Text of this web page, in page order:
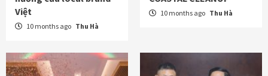
Việt
10 months ago Thu Hà
10 months ago Thu Hà